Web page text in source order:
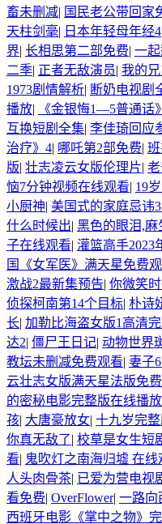
畜未删减| 国民老公带回家
天柱剑毫| 日本年轻母年经4
界| 长相思第二部免费| 一
二季| 正者无敌演员| 我的
1973剧情解析| 断奶电视剧
播放| 《金银悔1—5普通话
互换短剧全集| 李佳琦回应
治疗》4| 哪吒第2部免费|
版| 壮志凌云女版伦理片|
恼7分钟视频在线观看| 19
小厨神| 美国式的家庭忌讳
什么时候出| 黑色的眼泪,麻
子在线观看| 灌篮高手2023
国《女军医》满天星免费
激战2最新集预告| 你微笑
侦探柯南第14个目标| 朴诗
长| 加勒比海盗女版1高清
达2| 僵尸王日记| 动物世界
教坛未删减免费观看| 妻子
云壮志女版满天星法版免费
的密秘电影完整版在线播放
孩| 大唐豪放女| 十九岁完
你真无敌了| 校草是女生短
看| 鬼吹灯之南海归墟 在线
人头肉骨茶| 已爱为营电视
看免费| OverFlower| 一路向
西班牙电影《掌中之物》